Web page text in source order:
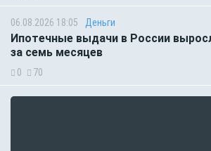
06.08.2026 18:05 Деньги
Ипотечные выдачи в России
за семь месяцев
0 70